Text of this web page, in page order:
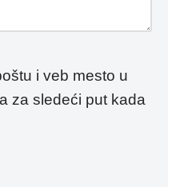
i veb mesto u
za sledeći put kada